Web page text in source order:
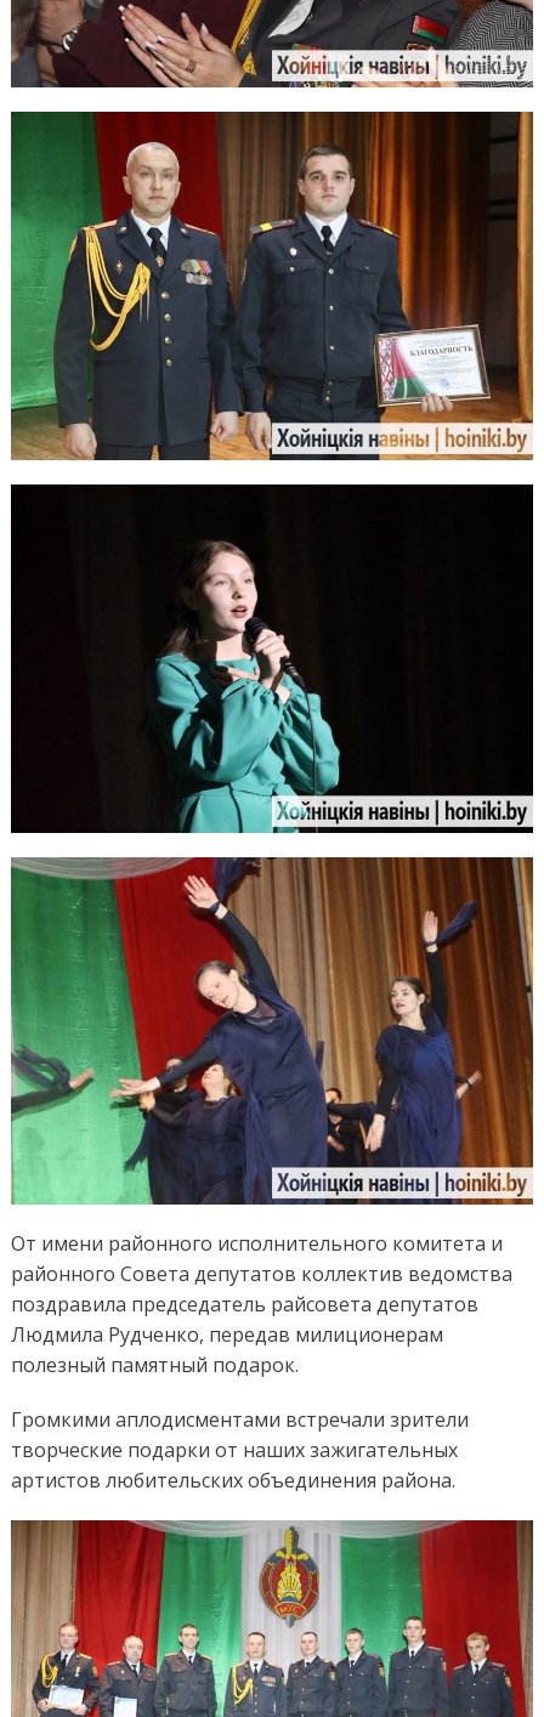
От имени районного исполнительного комитета и
районного Совета депутатов коллектив ведомства
поздравила председатель райсовета депутатов
Людмила Рудченко, передав милиционерам
полезный памятный подарок.
Громкими аплодисментами встречали зрители
творческие подарки от наших зажигательных
артистов любительских объединения района.